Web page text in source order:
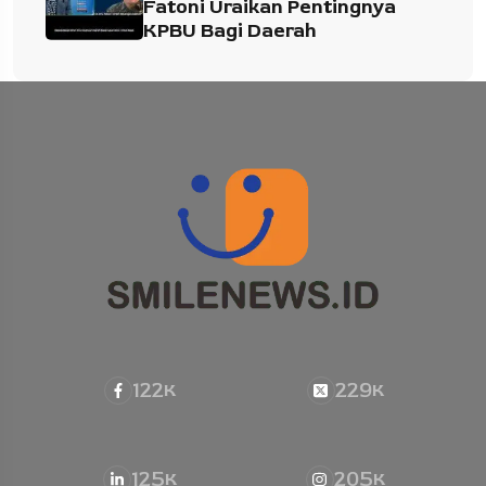
Fatoni Uraikan Pentingnya
KPBU Bagi Daerah
122K 229K
125K 205K